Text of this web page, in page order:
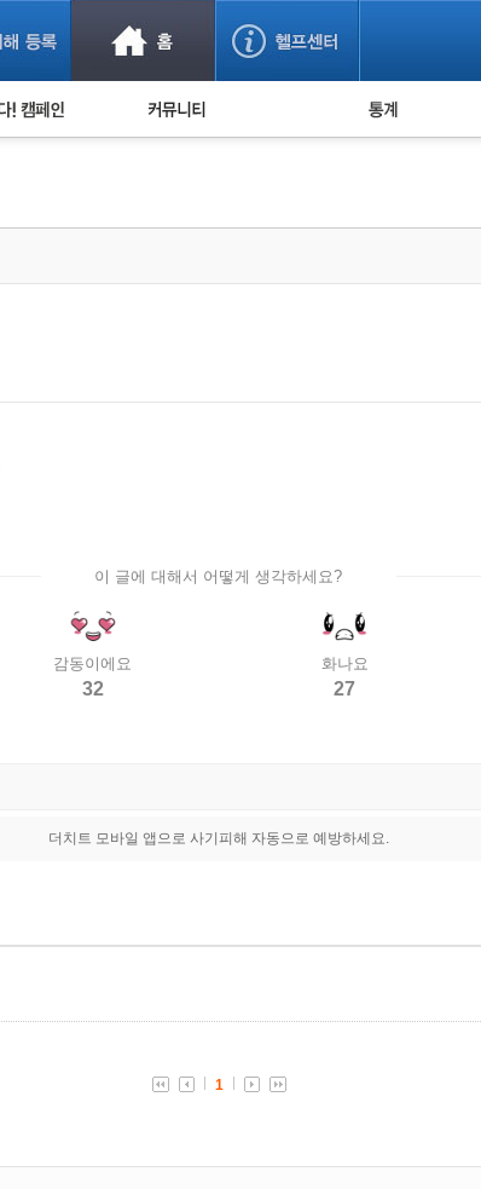
사기 예방했어요! 누적 피해사례 통계
이 글에 대해서 어떻게 생각하세요?
감동이에요
32
화나요
27
더치트 모바일 앱으로 사기피해 자동으로 예방하세요.